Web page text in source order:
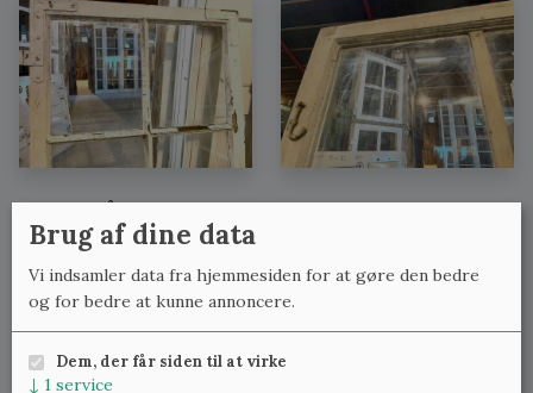
Se også:
Løse vinduer uden karme med lignende mål
Løse vinduer uden karme med lignende bredde
Løse vinduer uden karme med lignende højde
Brug af dine data
Vi indsamler data fra hjemmesiden for at gøre den bedre
og for bedre at kunne annoncere.
Dem, der får siden til at virke
↓ 1 service